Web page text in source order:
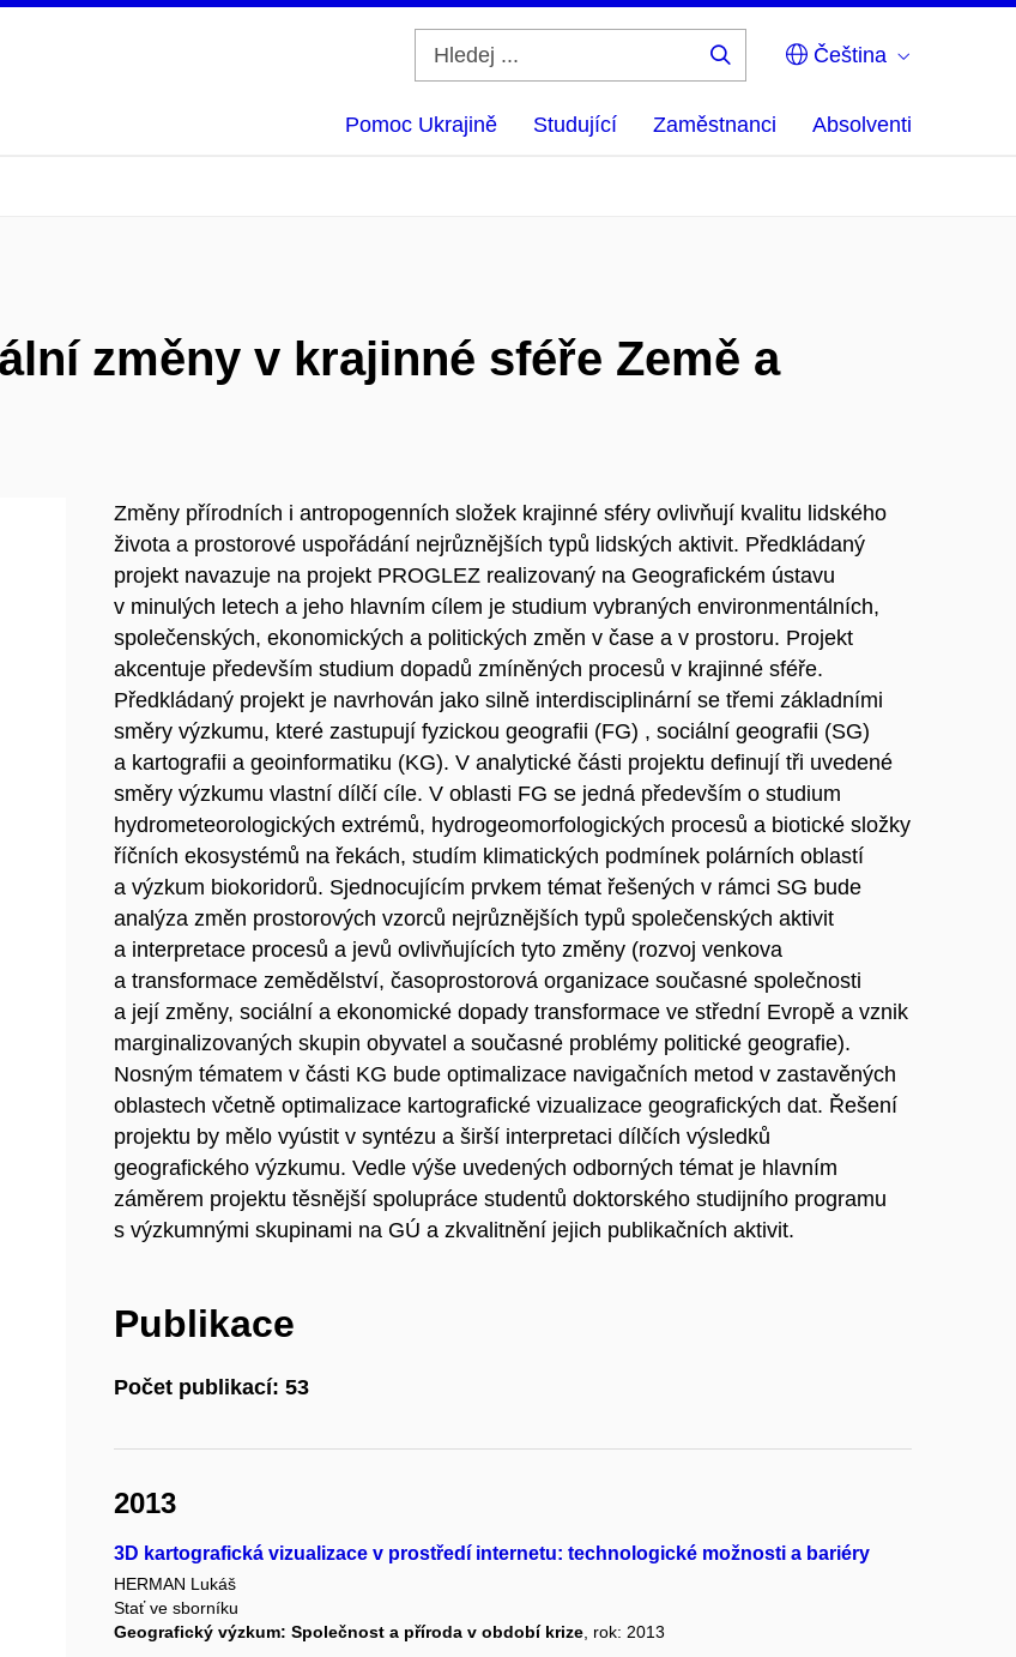
Čeština
Pomoc Ukrajině Studující Zaměstnanci Absolventi
změny v krajinné sféře Země a
Změny přírodních i antropogenních složek krajinné sféry ovlivňují kvalitu lidského
života a prostorové uspořádání nejrůznějších typů lidských aktivit. Předkládaný
projekt navazuje na projekt PROGLEZ realizovaný na Geografickém ústavu
v minulých letech a jeho hlavním cílem je studium vybraných environmentálních,
společenských, ekonomických a politických změn v čase a v prostoru. Projekt
akcentuje především studium dopadů zmíněných procesů v krajinné sféře.
Předkládaný projekt je navrhován jako silně interdisciplinární se třemi základními
směry výzkumu, které zastupují fyzickou geografii (FG) , sociální geografii (SG)
a kartografii a geoinformatiku (KG). V analytické části projektu definují tři uvedené
směry výzkumu vlastní dílčí cíle. V oblasti FG se jedná především o studium
hydrometeorologických extrémů, hydrogeomorfologických procesů a biotické složky
říčních ekosystémů na řekách, studím klimatických podmínek polárních oblastí
a výzkum biokoridorů. Sjednocujícím prvkem témat řešených v rámci SG bude
analýza změn prostorových vzorců nejrůznějších typů společenských aktivit
a interpretace procesů a jevů ovlivňujících tyto změny (rozvoj venkova
a transformace zemědělství, časoprostorová organizace současné společnosti
a její změny, sociální a ekonomické dopady transformace ve střední Evropě a vznik
marginalizovaných skupin obyvatel a současné problémy politické geografie).
Nosným tématem v části KG bude optimalizace navigačních metod v zastavěných
oblastech včetně optimalizace kartografické vizualizace geografických dat. Řešení
projektu by mělo vyústit v syntézu a širší interpretaci dílčích výsledků
geografického výzkumu. Vedle výše uvedených odborných témat je hlavním
záměrem projektu těsnější spolupráce studentů doktorského studijního programu
s výzkumnými skupinami na GÚ a zkvalitnění jejich publikačních aktivit.
Publikace
Počet publikací: 53
2013
3D kartografická vizualizace v prostředí internetu: technologické možnosti a bariéry
HERMAN Lukáš
Stať ve sborníku
Geografický výzkum: Společnost a příroda v období krize , rok: 2013